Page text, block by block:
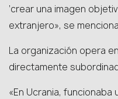
‘crear una imagen
extranjero», se
La organización opera
directamente
«En Ucrania, funcionaba